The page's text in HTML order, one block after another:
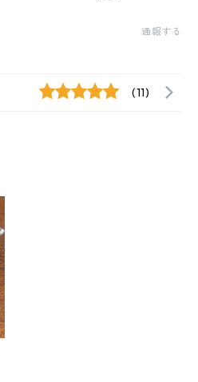
通報する
(11)